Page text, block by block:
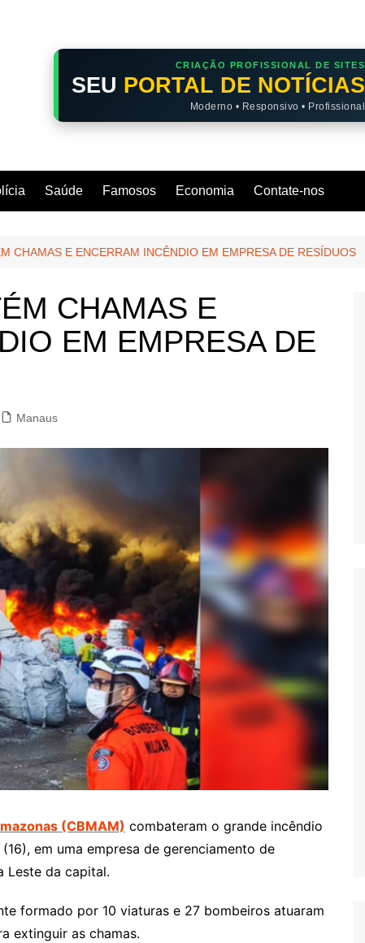
CRIAÇÃO PROFISSIONAL DE SITES
SEU PORTAL DE NOTÍCIAS
Moderno • Responsivo • Profissional
Saúde Famosos Economia Contate-nos
CHAMAS E ENCERRAM INCÊNDIO EM EMPRESA DE RESÍDUOS
CHAMAS E
EM EMPRESA DE
Manaus
(CBMAM) combateram o grande incêndio
em uma empresa de gerenciamento de
Leste da capital.
formado por 10 viaturas e 27 bombeiros atuaram
extinguir as chamas.